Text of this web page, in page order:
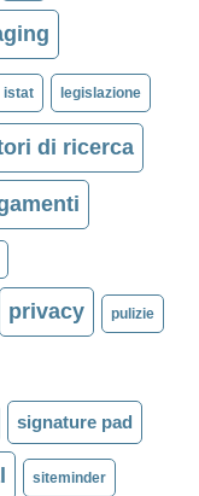
istat legislazione
di ricerca
privacy pulizie
signature pad
siteminder